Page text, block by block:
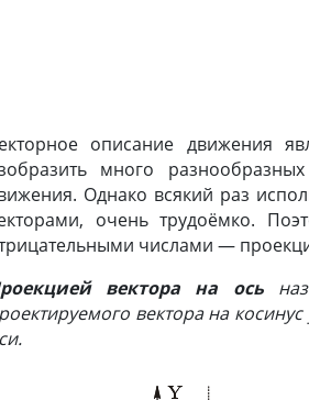
описание движения
много
Однако всякий раз
очень трудоёмко.
числами —
вектора на ось
вектора на